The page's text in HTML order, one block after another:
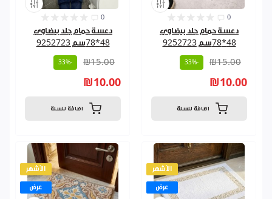
0
دعسة حمام جلد بيضاوي
48*78سم 9252723
₪15.00
-33%
₪10.00
اضافة للسلة
0
دعسة حمام جلد بيضاوي
48*78سم 9252723
₪15.00
-33%
₪10.00
اضافة للسلة
الأشهر
عرض
الأشهر
عرض